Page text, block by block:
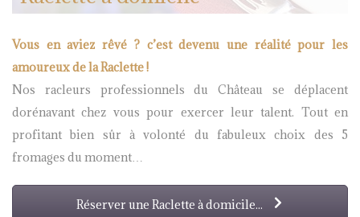
Vous en aviez rêvé ? c’est devenu une réalité pour les
amoureux de la Raclette !
Nos racleurs professionnels du Château se déplacent
dorénavant chez vous pour exercer leur talent. Tout en
profitant bien sûr à volonté du fabuleux choix des 5
fromages du moment…
Réserver une Raclette à domicile...